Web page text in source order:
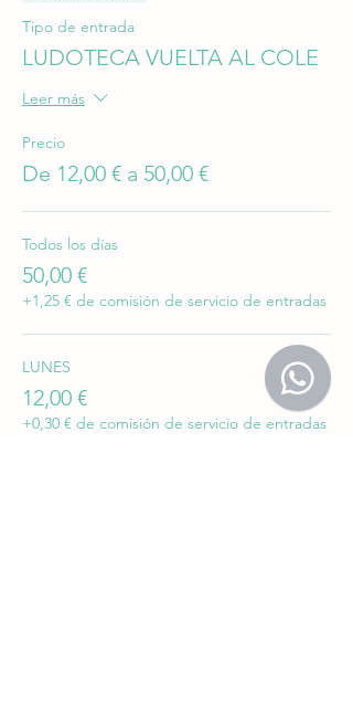
Tipo de entrada
LUDOTECA VUELTA AL COLE
Leer más
Precio
De 12,00 € a 50,00 €
Todos los días
50,00 €
+1,25 € de comisión de servicio de entradas
LUNES
12,00 €
+0,30 € de comisión de servicio de entradas